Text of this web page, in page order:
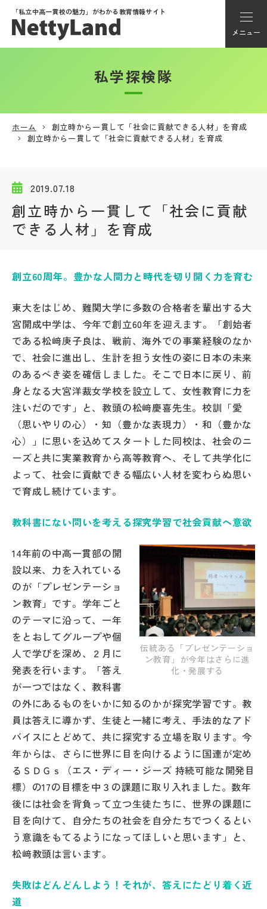
「私立中高一貫校の魅力」がわかる教育情報サイト
メニュー
アカウント登録
メニュー
学校動画
説明会・イベント情報
よみもの
学校からのお知らせ
学校HP最新情報
特集
お問い合わせ
個人情報保護方針
サイトマップ
運営会社
私学探検隊
ホーム
創立時から一貫して「社会に貢献できる人材」を育成
創立時から一貫して「社会に貢献できる人材」を育成
2019.07.18
創立時から一貫して「社会に貢献
できる人材」を育成
創立60周年。豊かな人間力と時代を切り開く力を育む
東大をはじめ、難関大学に多数の合格者を輩出する大
宮開成中学は、今年で創立60年を迎えます。「創始者
である松﨑庚子良は、戦前、海外での事業経験のなか
で、社会に進出し、生計を担う女性の姿に日本の未来
のあるべき姿を確信しました。そこで日本に戻り、前
身となる大宮洋裁女学校を設立して、女性教育に力を
注いだのです」と、教頭の松﨑慶喜先生。校訓「愛
（思いやりの心）・知（豊かな表現力）・和（豊かな
心）」に思いを込めてスタートした同校は、社会のニ
ーズと共に実業教育から高等教育へ、そして共学化に
よって、社会に貢献できる幅広い人材を変わらぬ思い
で育成し続けています。
教科書にない問いを考える探究学習で社会貢献へ意欲
伝統ある「プレゼンテーショ
ン教育」が今年はさらに進
化・発展する
14年前の中高一貫部の開
設以来、力を入れている
のが「プレゼンテーショ
ン教育」です。学年ごと
のテーマに沿って、一年
をとおしてグループや個
人で学びを深め、２月に
発表を行います。「答え
が一つではなく、教科書
の外にあるものをいかに知るのかが探究学習です。教
員は答えに導かず、生徒と一緒に考え、手法的なアド
バイスにとどめて、共に探究する立場を取ります。今
年からは、さらに世界に目を向けるように国連が定め
るＳＤＧｓ（エス・ディー・ジーズ 持続可能な開発目
標）の17の目標を中３の課題に取り入れました。数年
後には社会を背負って立つ生徒たちに、世界の課題に
目を向けて、自分たちの社会を自分たちでつくるとい
う意識をもてるようになってほしいと思います」と、
松﨑教頭は言います。
失敗はどんどんしよう！それが、答えにたどり着く近
道